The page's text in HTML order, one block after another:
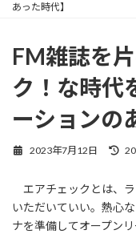
あった時代】
FM雑誌を
ク！な時代
ーションの
2023年7月12日
最
新
日
時
エアチェックとは、ラ
いただいていい。熱心
ナを準備してオープン